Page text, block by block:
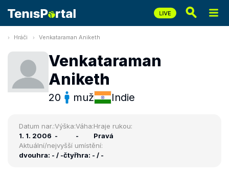
Hráči Venkataraman Aniketh
Venkataraman
Aniketh
20 muž Indie
Datum nar.:
1. 1. 2006
Výška:
-
Váha:
-
Hraje rukou:
Pravá
Aktuální/nejvyšší umístění:
dvouhra: - / -čtyřhra: - / -